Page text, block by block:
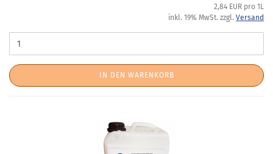
2,84 EUR pro 1L
inkl. 19% MwSt. zzgl. Versand
IN DEN WARENKORB